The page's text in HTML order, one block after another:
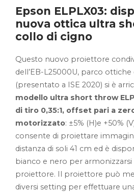
Epson ELPLX03:
nuova ottica ultra
collo di cigno
Questo nuovo proiettore
dell’EB-L25000U, parco
(presentato a ISE 2020) si è
modello ultra short throw
di tiro 0,35:1, offset pari a
motorizzato: ±5% (H)e +50%
consente di proiettare
distanza di soli 41 cm ed è
bianco e nero per armonizzarsi
proiettore. Il proiettore può
diversi setting per effettuare